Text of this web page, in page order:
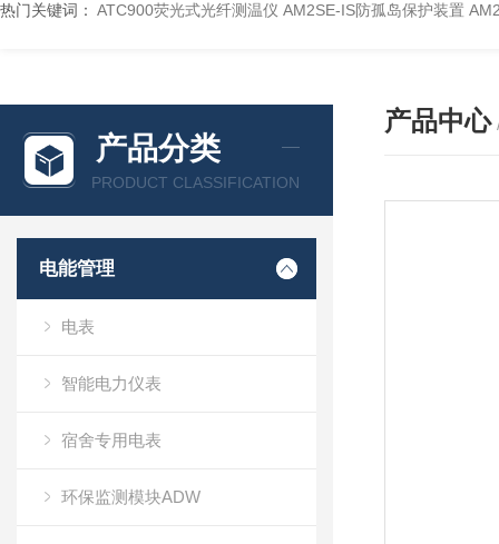
热门关键词： ATC900荧光式光纤测温仪 AM2SE-IS防孤岛保护装置
产品分类
PRODUCT CLASSIFICATION
电能管理
电表
智能电力仪表
宿舍专用电表
环保监测模块ADW
产品中心